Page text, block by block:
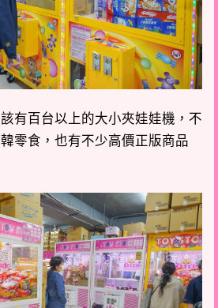
有百台以上的大小夾娃娃機，不
零食，也有不少高價正版商品